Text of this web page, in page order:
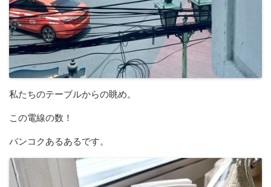
私たちのテーブルからの眺め。
この電線の数！
バンコクあるあるです。